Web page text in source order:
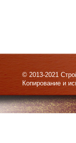
© 2013-2021
Копирование и